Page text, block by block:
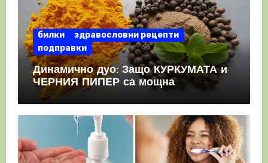
билки
здравословни рецепти
подправки
Динамично дуо: Защо КУРКУМАТА и
ЧЕРНИЯ ПИПЕР са мощна
комбинация